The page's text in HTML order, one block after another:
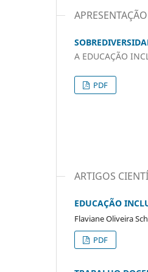
APRESENTAÇÃO
A EDUCAÇÃO
PDF
ARTIGOS
EDUCAÇÃO
Flaviane Oliveira
PDF